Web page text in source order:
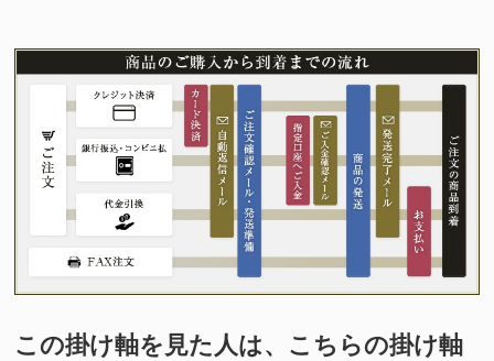
この掛け軸を見た人は、こちらの掛け軸